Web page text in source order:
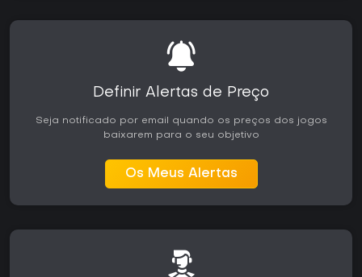
Definir Alertas de Preço
Seja notificado por email quando os preços dos jogos
baixarem para o seu objetivo
Os Meus Alertas